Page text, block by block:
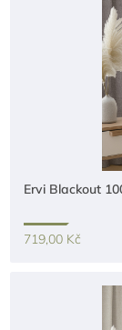
Ervi Blackout
719,00 Kč